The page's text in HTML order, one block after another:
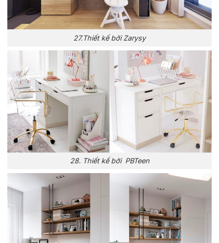
27.Thiết kế bởi Zarysy
28. Thiết kế bởi PBTeen